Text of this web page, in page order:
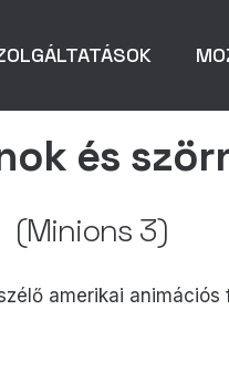
és
(Minions 3)
amerikai animációs